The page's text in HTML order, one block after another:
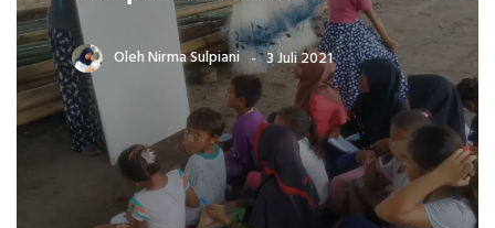
OlehNirma Sulpiani 3 Juli 2021